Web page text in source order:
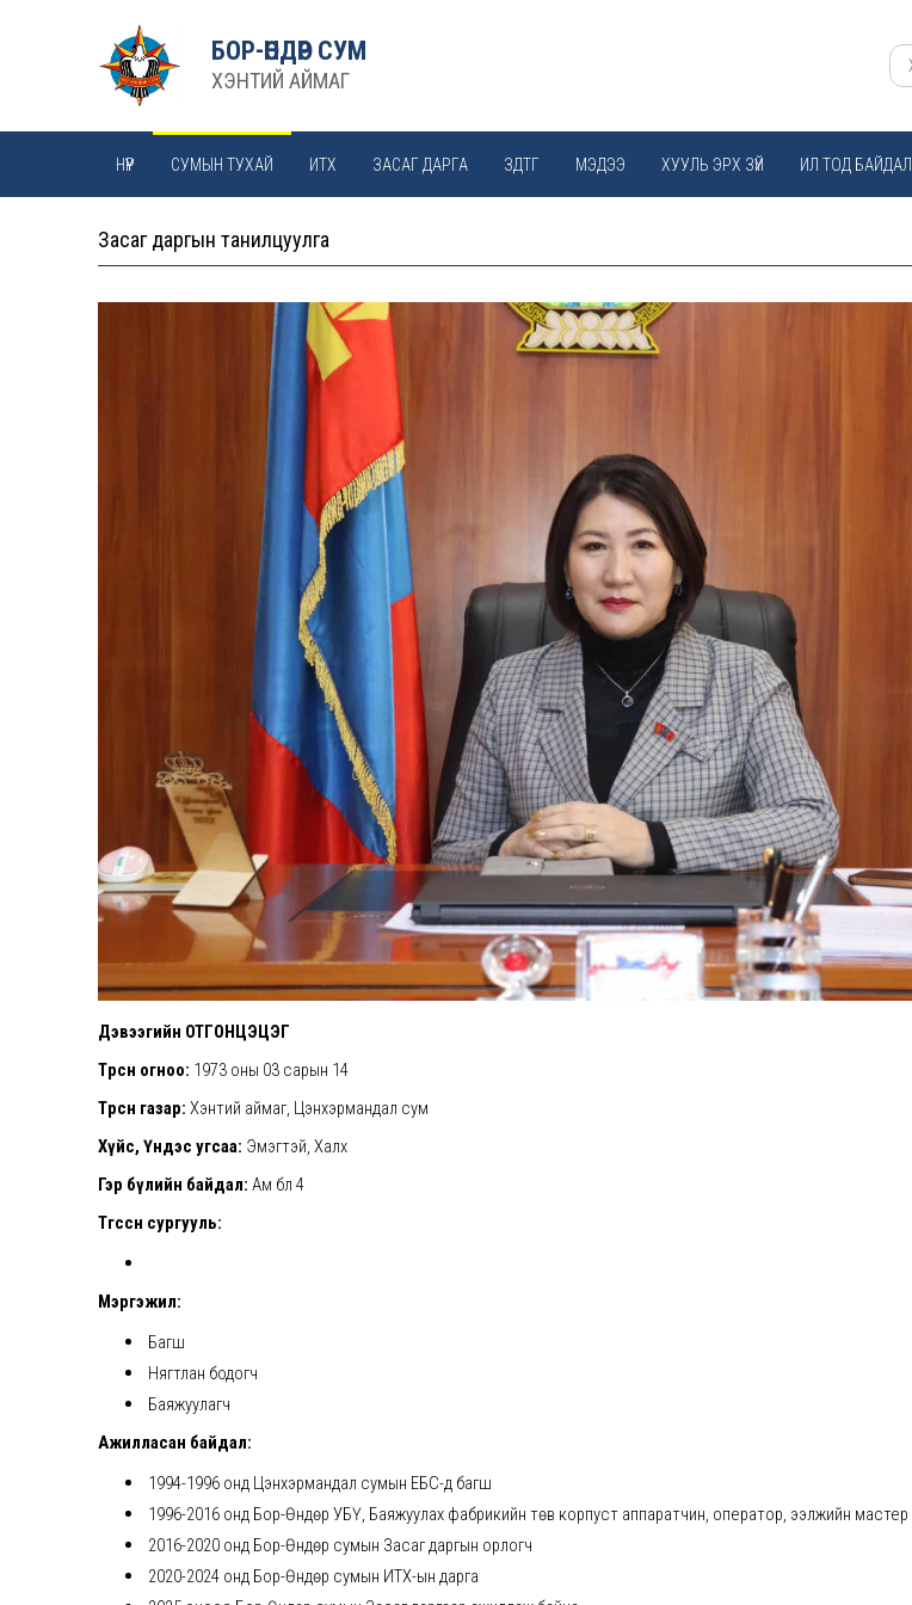
БОР-ӨНДӨР СУМ
ХЭНТИЙ АЙМАГ
НҮҮР СУМЫН ТУХАЙ ИТХ ЗАСАГ ДАРГА ЗДТГ МЭДЭЭ ХУУЛЬ ЭРХ ЗҮЙ ИЛ ТОД БАЙДАЛ
Засаг даргын танилцуулга
Дэвээгийн ОТГОНЦЭЦЭГ
Төрсөн огноо: 1973 оны 03 сарын 14
Төрсөн газар: Хэнтий аймаг, Цэнхэрмандал сум
Хүйс, Үндэс угсаа: Эмэгтэй, Халх
Гэр бүлийн байдал: Ам бүл 4
Төгссөн сургууль:
Мэргэжил:
Багш
Нягтлан бодогч
Баяжуулагч
Ажилласан байдал:
1994-1996 онд Цэнхэрмандал сумын ЕБС-д багш
1996-2016 онд Бор-Өндөр УБҮ, Баяжуулах фабрикийн төв корпуст аппаратчин, оператор, ээлжийн мастер
2016-2020 онд Бор-Өндөр сумын Засаг даргын орлогч
2020-2024 онд Бор-Өндөр сумын ИТХ-ын дарга